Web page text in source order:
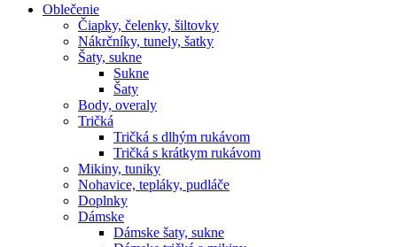
Oblečenie
Čiapky, čelenky, šiltovky
Nákrčníky, tunely, šatky
Šaty, sukne
Sukne
Šaty
Body, overaly
Tričká
Tričká s dlhým rukávom
Tričká s krátkym rukávom
Mikiny, tuniky
Nohavice, tepláky, pudláče
Doplnky
Dámske
Dámske šaty, sukne